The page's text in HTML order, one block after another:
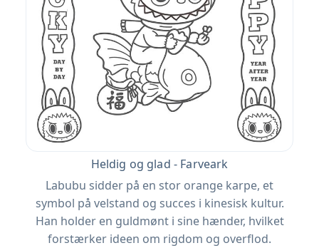
Heldig og glad - Farveark
Labubu sidder på en stor orange karpe, et
symbol på velstand og succes i kinesisk kultur.
Han holder en guldmønt i sine hænder, hvilket
forstærker ideen om rigdom og overflod.